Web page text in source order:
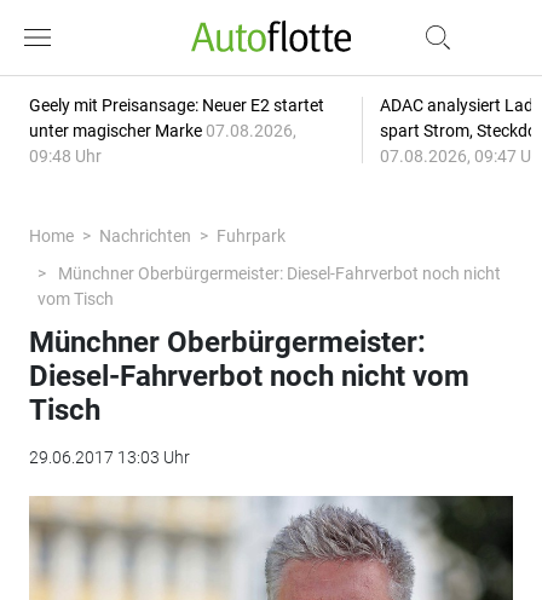
Geely mit Preisansage: Neuer E2 startet
unter magischer Marke 07.08.2026,
09:48 Uhr
ADAC analysiert
spart Strom,
07.08.2026, 09:47
Home Nachrichten
Fuhrpark
Münchner Oberbürgermeister: Diesel-Fahrverbot noch nicht
vom Tisch
Münchner Oberbürgermeister:
Diesel-Fahrverbot noch nicht vom
Tisch
29.06.2017 13:03 Uhr